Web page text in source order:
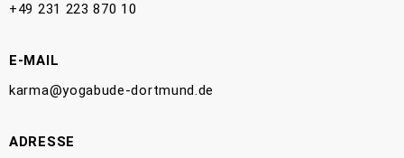
+49 231 223 870 10
E-MAIL
karma@yogabude-dortmund.de
ADRESSE